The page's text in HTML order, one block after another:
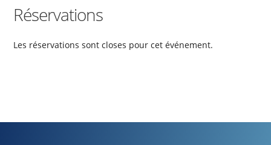
Réservations
Les réservations sont closes pour cet événement.